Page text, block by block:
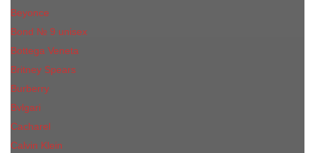
Beyonce
Bond № 9 unisex
Bottega Veneta
Britney Spears
Burberry
Bvlgari
Cacharel
Calvin Klein